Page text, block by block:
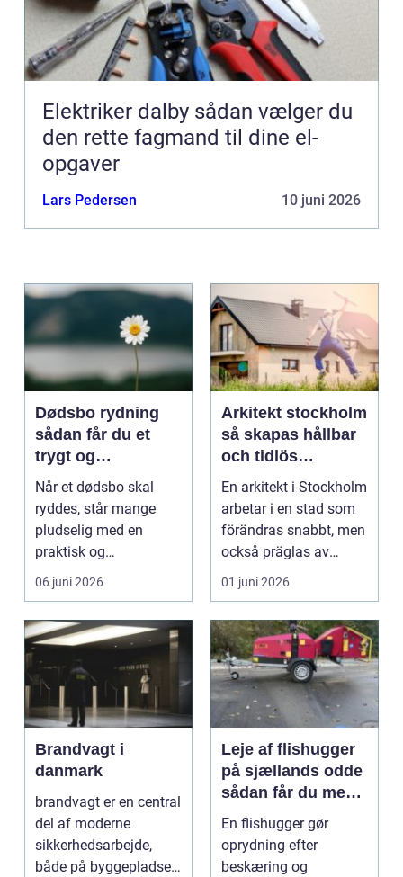
Elektriker dalby sådan vælger du
den rette fagmand til dine el-
opgaver
Lars Pedersen 10 juni 2026
Dødsbo rydning
sådan får du et
trygt og
respektfuldt forløb
Når et dødsbo skal
ryddes, står mange
pludselig med en
praktisk og
følelsesmæssig
opgave på én gang....
06 juni 2026
Arkitekt stockholm
så skapas hållbar
och tidlös
arkitektur i
huvudstaden
En arkitekt i Stockholm
arbetar i en stad som
förändras snabbt, men
också präglas av
starka historis...
01 juni 2026
Brandvagt i
danmark
brandvagt er en central
del af moderne
sikkerhedsarbejde,
både på byggepladser,
Leje af flishugger
på sjællands odde
sådan får du mest
ud af arbejdet
En flishugger gør
oprydning efter
beskæring og